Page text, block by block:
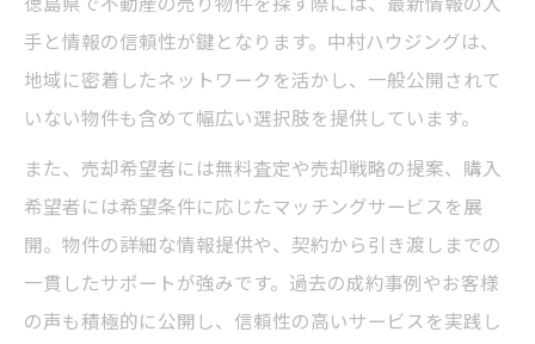
手と情報の信頼性が鍵となります。中村ハウジングは、
地域に密着したネットワークを活かし、一般公開されて
いない物件も含めて幅広い選択肢を提供しています。
また、売却希望者には無料査定や売却戦略の提案、購入
希望者には希望条件に応じたマッチングサービスを展
開。物件の詳細な情報提供や、契約から引き渡しまでの
一貫したサポートが強みです。過去の成約事例やお客様
の声も積極的に公開し、信頼性の高いサービスを実践し